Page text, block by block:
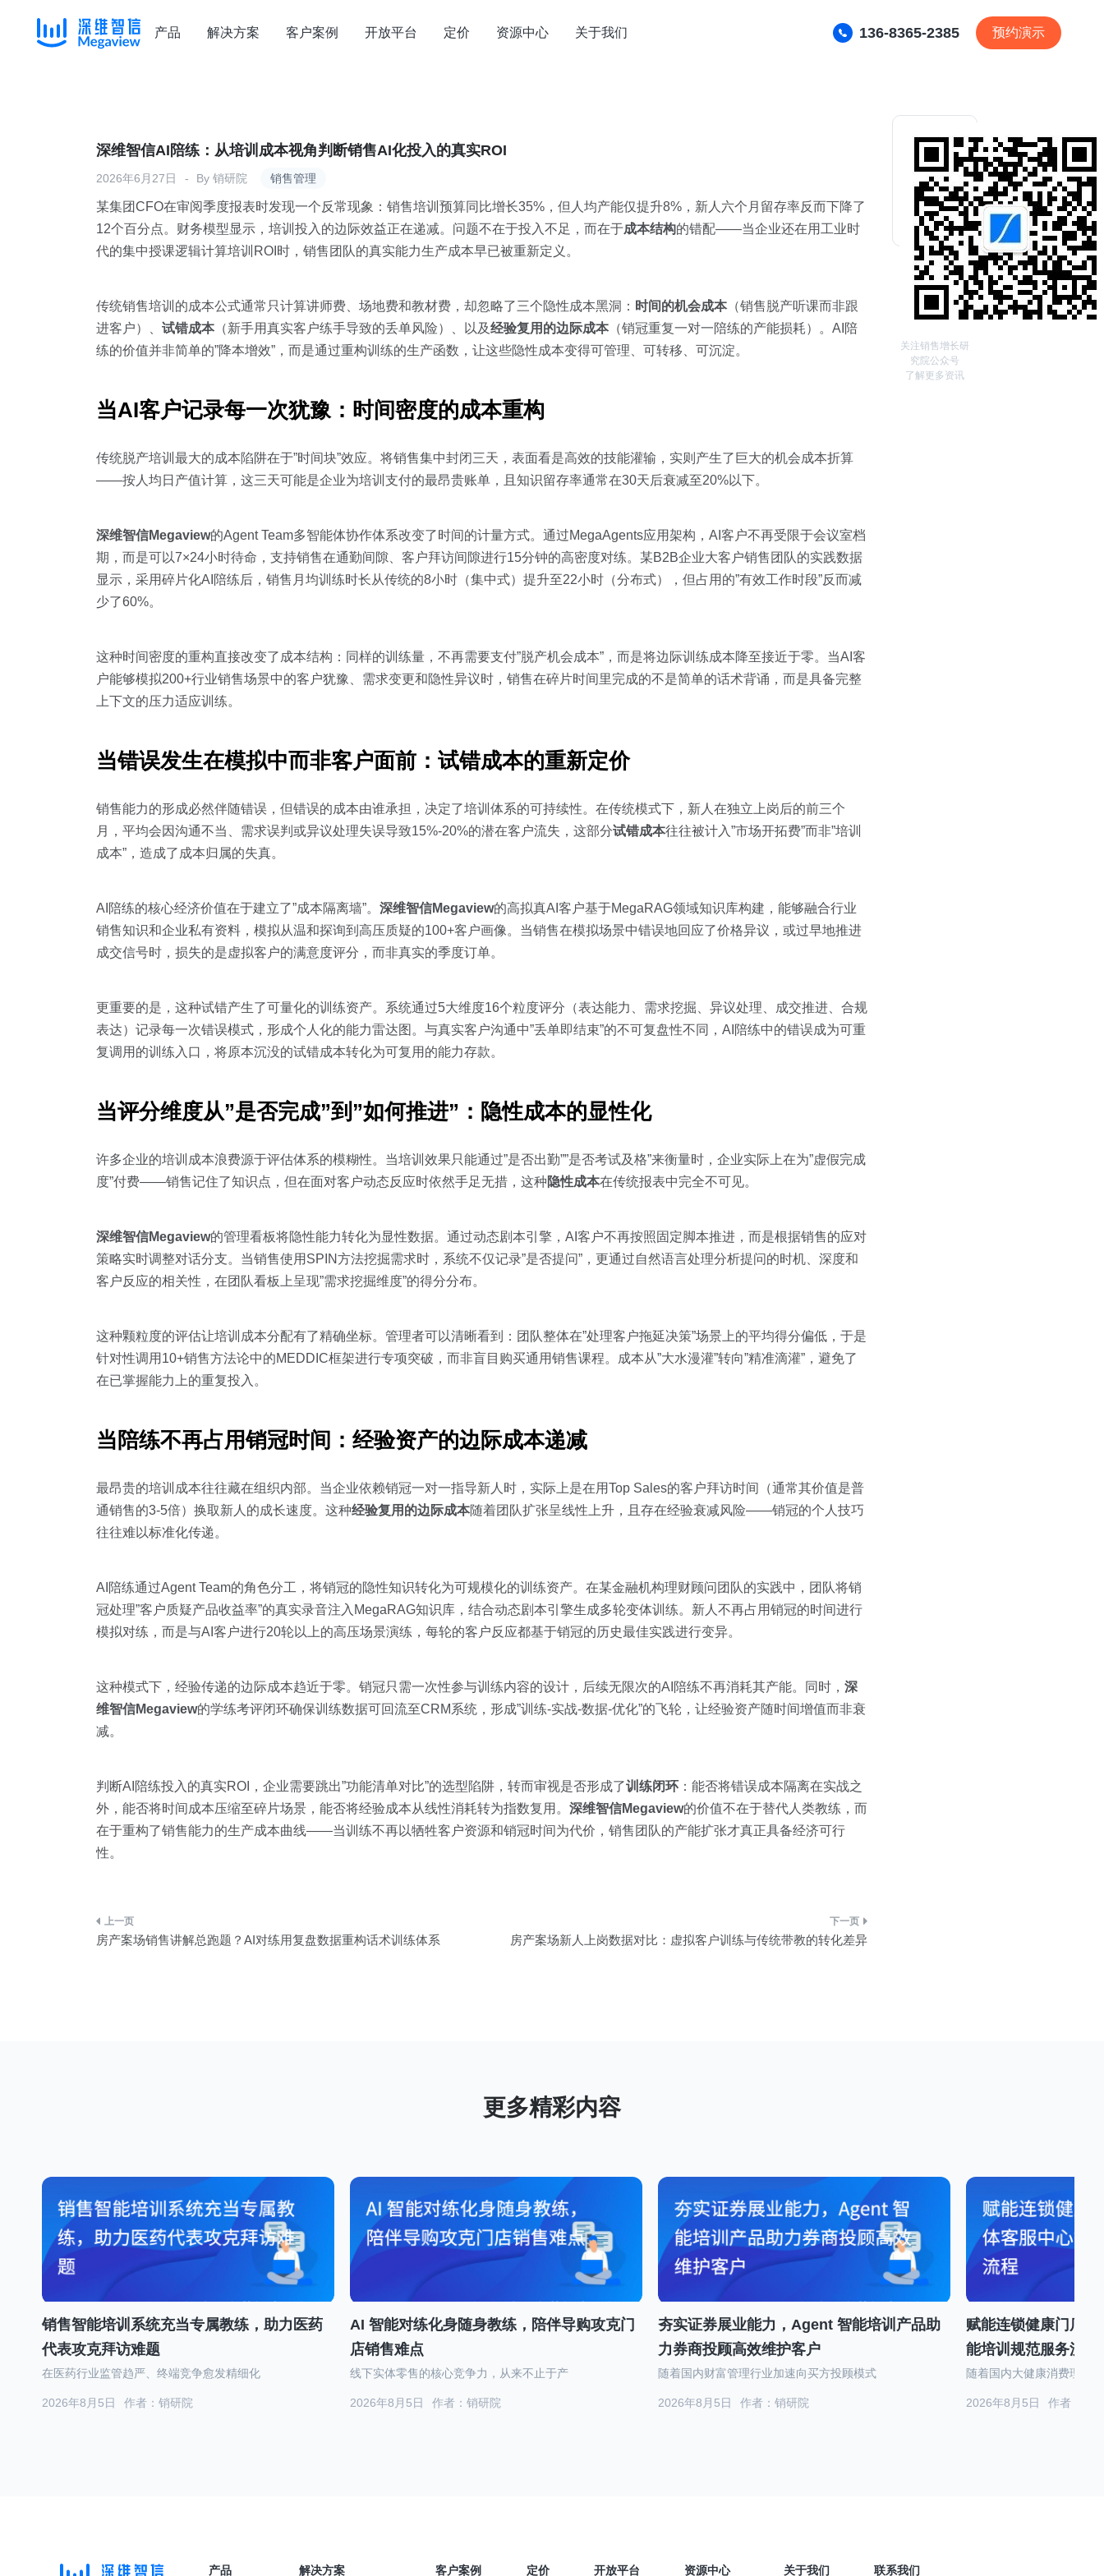
产品 解决方案 客户案例 开放平台 定价 资源中心 关于我们 136-8365-2385 预约演示
销售管理
深维智信AI陪练：从培训成本视角判断销售AI化投入的真实ROI
2026年6月27日 By 销研院
某集团CFO在审阅季度报表时发现一个反常现象：销售培训预算同比增长35%，但人均产能仅提升8%，新人六个月留存率反而下降了
12个百分点。财务模型显示，培训投入的边际效益正在递减。问题不在于投入不足，而在于成本结构的错配——当企业还在用工业时
代的集中授课逻辑计算培训ROI时，销售团队的真实能力生产成本早已被重新定义。
传统销售培训的成本公式通常只计算讲师费、场地费和教材费，却忽略了三个隐性成本黑洞： 时间的机会成本（销售脱产听课而非跟
进客户）、 试错成本（新手用真实客户练手导致的丢单风险）、以及经验复用的边际成本（销冠重复一对一陪练的产能损耗）。AI陪
练的价值并非简单的”降本增效”，而是通过重构训练的生产函数，让这些隐性成本变得可管理、可转移、可沉淀。
当AI客户记录每一次犹豫：时间密度的成本重构
传统脱产培训最大的成本陷阱在于”时间块”效应。将销售集中封闭三天，表面看是高效的技能灌输，实则产生了巨大的机会成本折算
——按人均日产值计算，这三天可能是企业为培训支付的最昂贵账单，且知识留存率通常在30天后衰减至20%以下。
深维智信Megaview的Agent Team多智能体协作体系改变了时间的计量方式。通过MegaAgents应用架构，AI客户不再受限于会议室档
期，而是可以7×24小时待命，支持销售在通勤间隙、客户拜访间隙进行15分钟的高密度对练。某B2B企业大客户销售团队的实践数据
显示，采用碎片化AI陪练后，销售月均训练时长从传统的8小时（集中式）提升至22小时（分布式），但占用的”有效工作时段”反而减
少了60%。
这种时间密度的重构直接改变了成本结构：同样的训练量，不再需要支付”脱产机会成本”，而是将边际训练成本降至接近于零。当AI客
户能够模拟200+行业销售场景中的客户犹豫、需求变更和隐性异议时，销售在碎片时间里完成的不是简单的话术背诵，而是具备完整
上下文的压力适应训练。
当错误发生在模拟中而非客户面前：试错成本的重新定价
销售能力的形成必然伴随错误，但错误的成本由谁承担，决定了培训体系的可持续性。在传统模式下，新人在独立上岗后的前三个
月，平均会因沟通不当、需求误判或异议处理失误导致15%-20%的潜在客户流失，这部分试错成本往往被计入”市场开拓费”而非”培训
成本”，造成了成本归属的失真。
AI陪练的核心经济价值在于建立了”成本隔离墙”。 深维智信Megaview的高拟真AI客户基于MegaRAG领域知识库构建，能够融合行业
销售知识和企业私有资料，模拟从温和探询到高压质疑的100+客户画像。当销售在模拟场景中错误地回应了价格异议，或过早地推进
成交信号时，损失的是虚拟客户的满意度评分，而非真实的季度订单。
更重要的是，这种试错产生了可量化的训练资产。系统通过5大维度16个粒度评分（表达能力、需求挖掘、异议处理、成交推进、合规
表达）记录每一次错误模式，形成个人化的能力雷达图。与真实客户沟通中”丢单即结束”的不可复盘性不同，AI陪练中的错误成为可重
复调用的训练入口，将原本沉没的试错成本转化为可复用的能力存款。
当评分维度从”是否完成”到”如何推进”：隐性成本的显性化
许多企业的培训成本浪费源于评估体系的模糊性。当培训效果只能通过”是否出勤””是否考试及格”来衡量时，企业实际上在为”虚假完成
度”付费——销售记住了知识点，但在面对客户动态反应时依然手足无措，这种隐性成本在传统报表中完全不可见。
深维智信Megaview的管理看板将隐性能力转化为显性数据。通过动态剧本引擎，AI客户不再按照固定脚本推进，而是根据销售的应对
策略实时调整对话分支。当销售使用SPIN方法挖掘需求时，系统不仅记录”是否提问”，更通过自然语言处理分析提问的时机、深度和
客户反应的相关性，在团队看板上呈现”需求挖掘维度”的得分分布。
这种颗粒度的评估让培训成本分配有了精确坐标。管理者可以清晰看到：团队整体在”处理客户拖延决策”场景上的平均得分偏低，于是
针对性调用10+销售方法论中的MEDDIC框架进行专项突破，而非盲目购买通用销售课程。成本从”大水漫灌”转向”精准滴灌”，避免了
在已掌握能力上的重复投入。
当陪练不再占用销冠时间：经验资产的边际成本递减
最昂贵的培训成本往往藏在组织内部。当企业依赖销冠一对一指导新人时，实际上是在用Top Sales的客户拜访时间（通常其价值是普
通销售的3-5倍）换取新人的成长速度。这种经验复用的边际成本随着团队扩张呈线性上升，且存在经验衰减风险——销冠的个人技巧
往往难以标准化传递。
AI陪练通过Agent Team的角色分工，将销冠的隐性知识转化为可规模化的训练资产。在某金融机构理财顾问团队的实践中，团队将销
冠处理”客户质疑产品收益率”的真实录音注入MegaRAG知识库，结合动态剧本引擎生成多轮变体训练。新人不再占用销冠的时间进行
模拟对练，而是与AI客户进行20轮以上的高压场景演练，每轮的客户反应都基于销冠的历史最佳实践进行变异。
这种模式下，经验传递的边际成本趋近于零。销冠只需一次性参与训练内容的设计，后续无限次的AI陪练不再消耗其产能。同时， 深
维智信Megaview的学练考评闭环确保训练数据可回流至CRM系统，形成”训练-实战-数据-优化”的飞轮，让经验资产随时间增值而非衰
减。
判断AI陪练投入的真实ROI，企业需要跳出”功能清单对比”的选型陷阱，转而审视是否形成了训练闭环 ：能否将错误成本隔离在实战之
外，能否将时间成本压缩至碎片场景，能否将经验成本从线性消耗转为指数复用。 深维智信Megaview的价值不在于替代人类教练，而
在于重构了销售能力的生产成本曲线——当训练不再以牺牲客户资源和销冠时间为代价，销售团队的产能扩张才真正具备经济可行
性。
文
房产案场销售讲解总跑题？AI对练用复盘数据重构话术训练体系 房产案场新人上岗数据对比：虚拟客户训练与传统带教的转化差异
关注销售增长研
究院公众号
了解更多资讯
销售智能培训系统充当专属教练，助力医药
代表攻克拜访难题
作者：销研院
2026年8月5日
在医药行业监管趋严、终端竞争愈发精细化
AI 智能对练化身随身教练，陪伴导购攻克门
店销售难点
作者：销研院
2026年8月5日
线下实体零售的核心竞争力，从来不止于产
夯实证券展业能力，Agent 智能培训产品助
力券商投顾高效维护客户
作者：销研院
2026年8月5日
随着国内财富管理行业加速向买方投顾模式
赋能连锁健康门店
能培训规范服务流程
作者：销
2026年8月5日
随着国内大健康消费理念
产品 解决方案 客户案例 定价 开放平台 资源中心 关于我们 联系我们